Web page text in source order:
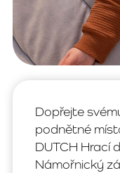
Dopřejte
podnětné
DUTCH Hrací
Námořnický